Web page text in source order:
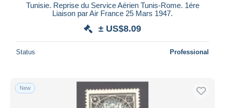
Tunisie. Reprise du Service Aérien Tunis-Rome. 1ére
Liaison par Air France 25 Mars 1947.
± US$8.09
Status Professional
New